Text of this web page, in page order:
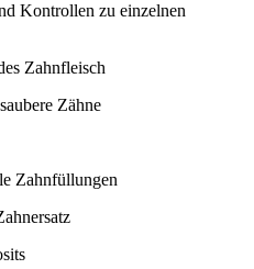
Kontrollen zu einzelnen
Zahnfleisch
Zähne
Zahnfüllungen